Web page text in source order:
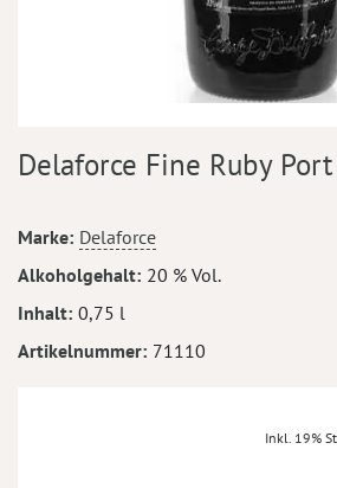
Anfang
springen
Delaforce Fine Ruby
Mehr
Informationen
Marke Delaforce
Alkoholgehalt 20 % Vol.
Inhalt 0,75 l
Artikelnummer 71110
Inkl. 19%